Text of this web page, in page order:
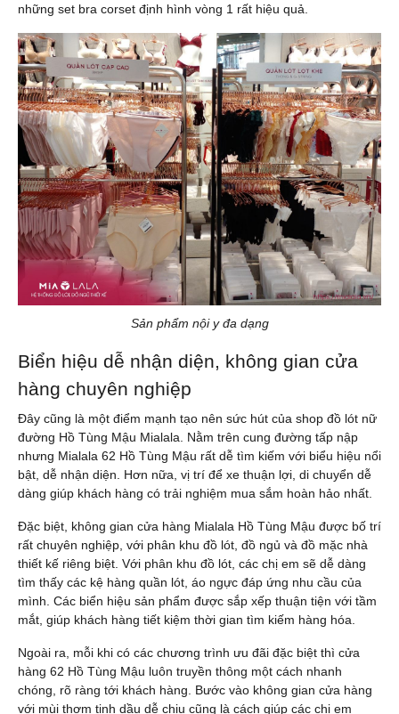
những set bra corset định hình vòng 1 rất hiệu quả.
Sản phẩm nội y đa dạng
Biển hiệu dễ nhận diện, không gian cửa
hàng chuyên nghiệp
Đây cũng là một điểm mạnh tạo nên sức hút của shop đồ lót nữ
đường Hồ Tùng Mậu Mialala. Nằm trên cung đường tấp nập
nhưng Mialala 62 Hồ Tùng Mậu rất dễ tìm kiếm với biểu hiệu nổi
bật, dễ nhận diện. Hơn nữa, vị trí để xe thuận lợi, di chuyển dễ
dàng giúp khách hàng có trải nghiệm mua sắm hoàn hảo nhất.
Đặc biệt, không gian cửa hàng Mialala Hồ Tùng Mậu được bố trí
rất chuyên nghiệp, với phân khu đồ lót, đồ ngủ và đồ mặc nhà
thiết kế riêng biệt. Với phân khu đồ lót, các chị em sẽ dễ dàng
tìm thấy các kệ hàng quần lót, áo ngực đáp ứng nhu cầu của
mình. Các biển hiệu sản phẩm được sắp xếp thuận tiện với tầm
mắt, giúp khách hàng tiết kiệm thời gian tìm kiếm hàng hóa.
Ngoài ra, mỗi khi có các chương trình ưu đãi đặc biệt thì cửa
hàng 62 Hồ Tùng Mậu luôn truyền thông một cách nhanh
chóng, rõ ràng tới khách hàng. Bước vào không gian cửa hàng
với mùi thơm tinh dầu dễ chịu cũng là cách giúp các chị em